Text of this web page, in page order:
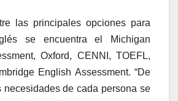
las principales opciones para
se encuentra el Michigan
Oxford, CENNI, TOEFL,
English Assessment. “De
necesidades de cada persona se